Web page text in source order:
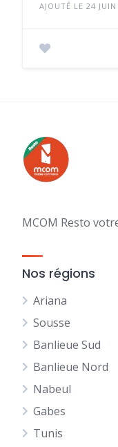
AJOUTÉ LE 24
MCOM Resto
Nos régions
Ariana
Sousse
Banlieue Sud
Banlieue Nord
Nabeul
Gabes
Tunis